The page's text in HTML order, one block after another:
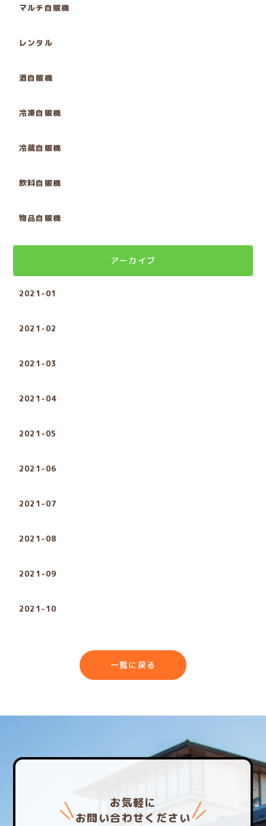
マルチ自販機
レンタル
酒自販機
冷凍自販機
冷蔵自販機
飲料自販機
物品自販機
アーカイブ
2021-01
2021-02
2021-03
2021-04
2021-05
2021-06
2021-07
2021-08
2021-09
2021-10
一覧に戻る
お気軽に
お問い合わせください